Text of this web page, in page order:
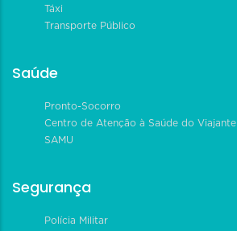
Táxi
Transporte Público
Saúde
Pronto-Socorro
Centro de Atenção à Saúde do Viajante
SAMU
Segurança
Polícia Militar